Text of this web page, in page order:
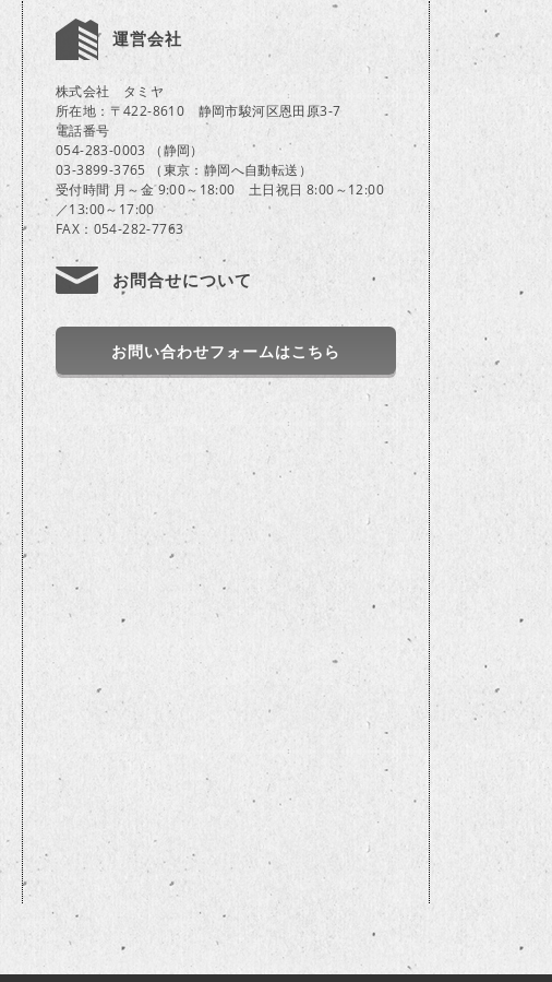
運営会社
株式会社 タミヤ
所在地：〒422-8610 静岡市駿河区恩田原3-7
電話番号
054-283-0003 （静岡）
03-3899-3765 （東京：静岡へ自動転送）
受付時間 月～金 9:00～18:00 土日祝日 8:00～12:00
／13:00～17:00
FAX：054-282-7763
お問合せについて
お問い合わせフォームはこちら